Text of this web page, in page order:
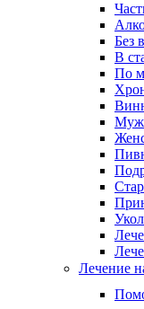
Без
В
По
Лечение